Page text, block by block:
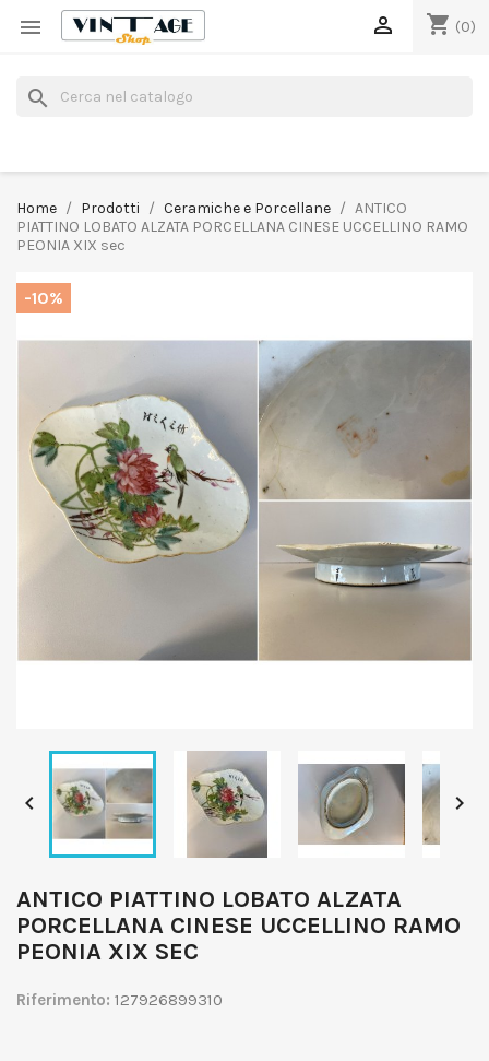
 shopping_cart (0)

search
Home Prodotti Ceramiche e Porcellane
ANTICO
PIATTINO LOBATO ALZATA PORCELLANA CINESE UCCELLINO RAMO
PEONIA XIX sec
-10%
 
ANTICO PIATTINO LOBATO ALZATA
PORCELLANA CINESE UCCELLINO RAMO
PEONIA XIX SEC
Riferimento: 127926899310